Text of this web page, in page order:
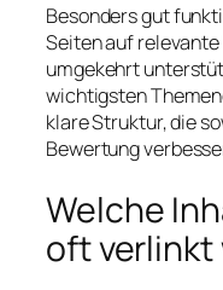
Besonders gut
Seiten auf
umgekehrt
wichtigsten
klare Struktur, die
Bewertung
Welche
oft verlinkt